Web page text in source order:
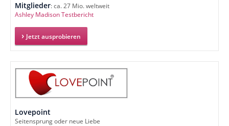
Mitglieder: ca. 27 Mio. weltweit
Ashley Madison Testbericht
Jetzt ausprobieren
Lovepoint
Seitensprung oder neue Liebe